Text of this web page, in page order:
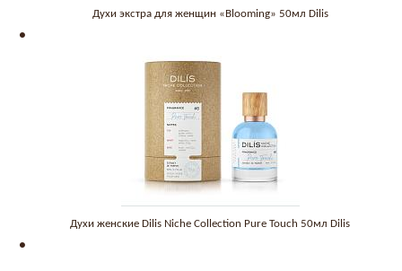
Духи экстра для женщин «Blooming» 50мл Dilis
Духи женские Dilis Niche Collection Pure Touch 50мл Dilis